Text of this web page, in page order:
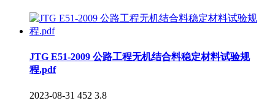
JTG E51-2009 公路工程无机结合料稳定材料试验规
程.pdf
2023-08-31 452 3.8